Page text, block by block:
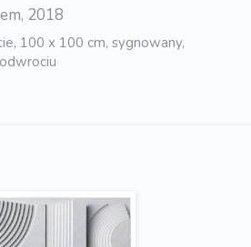
2018
100 x 100 cm, sygnowany,